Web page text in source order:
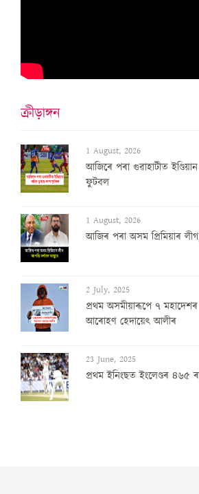
ক্ৰীড়াঙ্গন
1 August, 2026
আজিৰে পৰা গুৱাহাটীত
ফুটবল
1 August, 2026
আজিৰ পৰা অসম প্ৰিমিয়াৰ
2 July, 2025
প্ৰথম অসমীয়াৰূপে ৭
আৰোহণ হেদায়েৎ আলীৰ
23 June, 2025
প্ৰথম ইনিংছত ইংলেণ্ডৰ ৪৬৫